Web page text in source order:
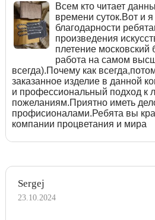
Всем кто читает
времени суток.Вот и
благодарности
произведения
плетение московский
работа на самом
всегда).Почему как
заказанное изделие в данной
и профессиональный подход к
пожеланиям.Приятно иметь
профисионалами.Ребята вы
компании процветания и мира
Sergej
23.10.2024